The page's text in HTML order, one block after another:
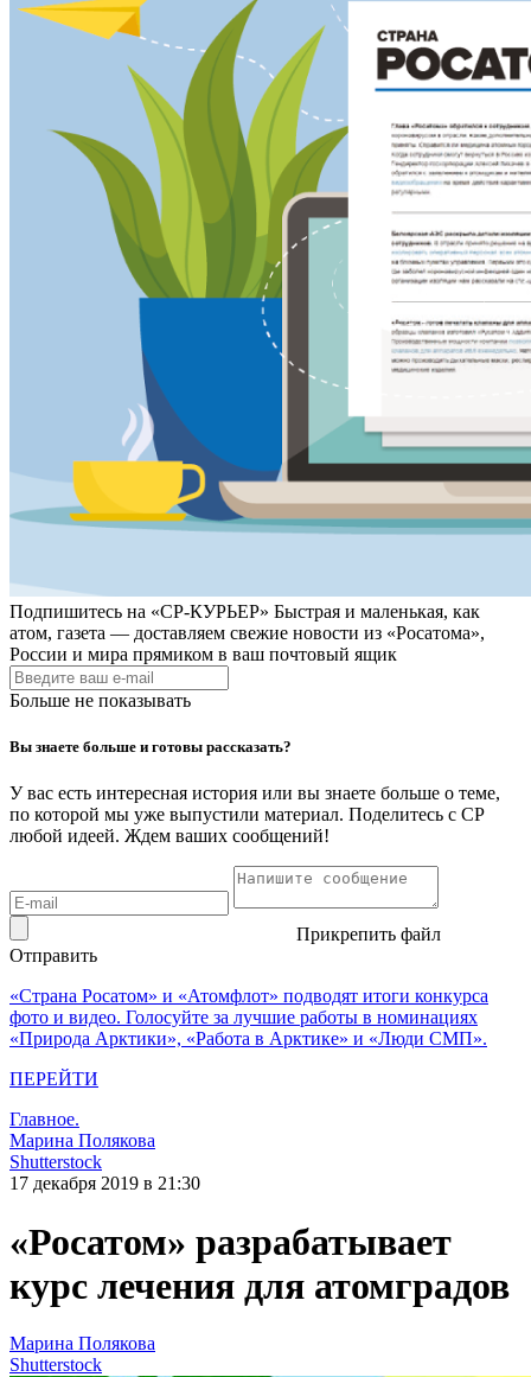
Подпишитесь на «СР-КУРЬЕР» Быстрая и маленькая, как
атом, газета — доставляем свежие новости из «Росатома»,
России и мира прямиком в ваш почтовый ящик
Больше не показывать
Вы знаете больше и готовы рассказать?
У вас есть интересная история или вы знаете больше о теме,
по которой мы уже выпустили материал. Поделитесь с СР
любой идеей. Ждем ваших сообщений!
Прикрепить файл
Отправить
«Страна Росатом» и «Атомфлот» подводят итоги конкурса
фото и видео. Голосуйте за лучшие работы в номинациях
«Природа Арктики», «Работа в Арктике» и «Люди СМП».
ПЕРЕЙТИ
Главное.
Марина Полякова
Shutterstock
17 декабря 2019 в 21:30
«Росатом» разрабатывает
курс лечения для атомградов
Марина Полякова
Shutterstock